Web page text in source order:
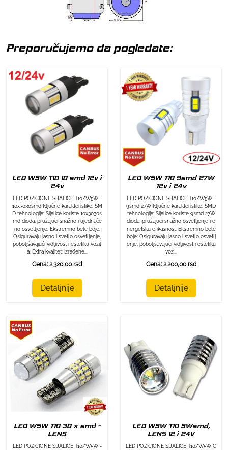
Preporučujemo da pogledate:
LED W5W T10 10 smd 12v i
24v
LED POZICIONE SIJALICE T10/W5W -
10x3030smd Ključne karakteristike: SM
D tehnologija: Sijalice koriste 10x3030s
md dioda, pružajući snažno i ujednače
no osvetljenje. Ekstremno bele boje:
Osiguravaju jasno i svetlo osvetljenje,
poboljšavajući vidljivost i estetiku vozil
a. Extra kvalitet: Izrađene...
Cena: 2.320,00 rsd
Detaljnije
LED W5W T10 9smd 27W
12v i 24v
LED POZICIONE SIJALICE T10/W5W -
9smd 27W Ključne karakteristike: SMD
tehnologija: Sijalice koriste 9smd 27W
dioda, pružajući snažno osvetljenje i e
nergetsku efikasnost. Ekstremno bele
boje: Osiguravaju jasno i svetlo osvetlj
enje, poboljšavajući vidljivost i estetiku
voz...
Cena: 2.200,00 rsd
Detaljnije
LED W5W T10 30 x smd -
LENS
LED POZICIONE SIJALICE T10/W5W -
LED W5W T10 5Wsmd,
LENS 12 i 24V
LED POZICIONE SIJALICE T10/W5W C